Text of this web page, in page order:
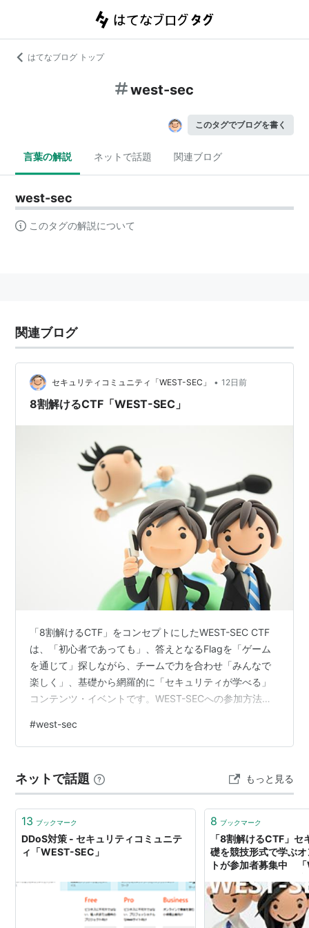
はてなブログ トップ
west-sec
このタグでブログを書く
言葉の解説 ネットで話題 関連ブログ
west-sec
このタグの解説について
関連ブログ
セキュリティコミュニティ「WEST-SEC」 • 12日前
8割解けるCTF「WEST-SEC」
「8割解けるCTF」をコンセプトにしたWEST-SEC CTF
は、「初心者であっても」、答えとなるFlagを「ゲーム
を通じて」探しながら、チームで力を合わせ「みんなで
楽しく」、基礎から網羅的に「セキュリティが学べる」
コンテンツ・イベントです。WEST-SECへの参加方法は
かった！」です。皆様も是非ご参加ください。 1．CTFに
ついて (1)CTFとは (2)どんな問題が出るの？難易度は？
者の声（アンケート結果より） 3．WEST-SECの開催履
歴 1．CTFについて (…
#west-sec
ネットで話題 もっと見る
13 ブックマーク
DDoS対策 - セキュリティコミュニテ
ィ「WEST-SEC」
8 ブックマーク
「8割解けるCTF」セ
礎を競技形式で学ぶ
トが参加者募集中